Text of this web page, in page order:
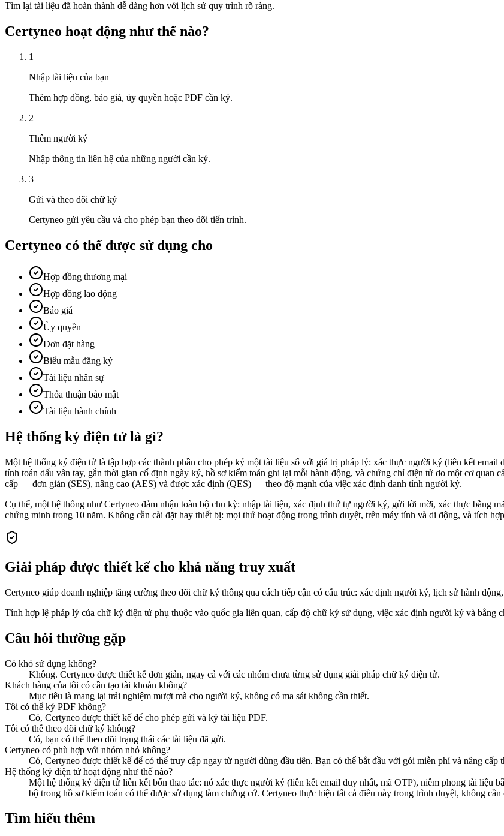
Tìm lại tài liệu đã hoàn thành dễ dàng hơn với lịch sử quy trình rõ ràng.
Certyneo hoạt động như thế nào?
1
Nhập tài liệu của bạn
Thêm hợp đồng, báo giá, ủy quyền hoặc PDF cần ký.
2
Thêm người ký
Nhập thông tin liên hệ của những người cần ký.
3
Gửi và theo dõi chữ ký
Certyneo gửi yêu cầu và cho phép bạn theo dõi tiến trình.
Certyneo có thể được sử dụng cho
Hợp đồng thương mại
Hợp đồng lao động
Báo giá
Ủy quyền
Đơn đặt hàng
Biểu mẫu đăng ký
Tài liệu nhân sự
Thỏa thuận bảo mật
Tài liệu hành chính
Hệ thống ký điện tử là gì?
Một hệ thống ký điện tử là tập hợp các thành phần cho phép ký một tài liệu số với giá trị pháp lý: xác thực người ký (liên kết
tính toán dấu vân tay, gắn thời gian cố định ngày ký, hồ sơ kiểm toán ghi lại mỗi hành động, và chứng chỉ điện tử do một cơ quan
cấp — đơn giản (SES), nâng cao (AES) và được xác định (QES) — theo độ mạnh của việc xác định danh tính người ký.
Cụ thể, một hệ thống như Certyneo đảm nhận toàn bộ chu kỳ: nhập tài liệu, xác định thứ tự người ký, gửi lời mời, xác thực bằng
chứng minh trong 10 năm. Không cần cài đặt hay thiết bị: mọi thứ hoạt động trong trình duyệt, trên máy tính và di động, và tích
Giải pháp được thiết kế cho khả năng truy xuất
Certyneo giúp doanh nghiệp tăng cường theo dõi chữ ký thông qua cách tiếp cận có cấu trúc: xác định người ký, lịch sử hành
Tính hợp lệ pháp lý của chữ ký điện tử phụ thuộc vào quốc gia liên quan, cấp độ chữ ký sử dụng, việc xác định người ký và bằng
Câu hỏi thường gặp
Có khó sử dụng không?
Không. Certyneo được thiết kế đơn giản, ngay cả với các nhóm chưa từng sử dụng giải pháp chữ ký điện tử.
Khách hàng của tôi có cần tạo tài khoản không?
Mục tiêu là mang lại trải nghiệm mượt mà cho người ký, không có ma sát không cần thiết.
Tôi có thể ký PDF không?
Có, Certyneo được thiết kế để cho phép gửi và ký tài liệu PDF.
Tôi có thể theo dõi chữ ký không?
Có, bạn có thể theo dõi trạng thái các tài liệu đã gửi.
Certyneo có phù hợp với nhóm nhỏ không?
Có, Certyneo được thiết kế để có thể truy cập ngay từ người dùng đầu tiên. Bạn có thể bắt đầu với gói miễn phí và nâng cấp
Hệ thống ký điện tử hoạt động như thế nào?
Một hệ thống ký điện tử liên kết bốn thao tác: nó xác thực người ký (liên kết email duy nhất, mã OTP), niêm phong tài liệu
bộ trong hồ sơ kiểm toán có thể được sử dụng làm chứng cứ. Certyneo thực hiện tất cả điều này trong trình duyệt, không
Tìm hiểu thêm